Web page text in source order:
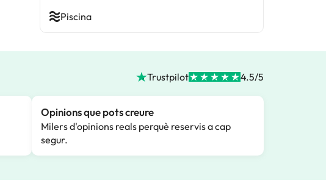
Piscina
Trustpilot 4.5/5
Opinions que pots creure
Milers d'opinions reals perquè reservis a cap
segur.